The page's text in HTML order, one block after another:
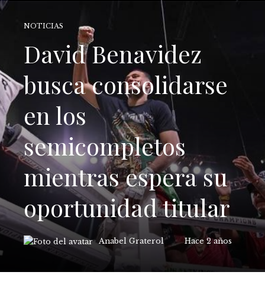
NOTICIAS
David Benavidez
busca consolidarse
en los
semicompletos
mientras espera su
oportunidad titular
Anabel Graterol Hace 2 años